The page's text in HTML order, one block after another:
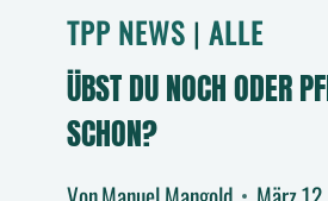
TPP NEWS|ALLE
ÜBST DU NOCH ODER
SCHON?